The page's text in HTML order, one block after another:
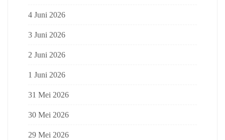
4 Juni 2026
3 Juni 2026
2 Juni 2026
1 Juni 2026
31 Mei 2026
30 Mei 2026
29 Mei 2026